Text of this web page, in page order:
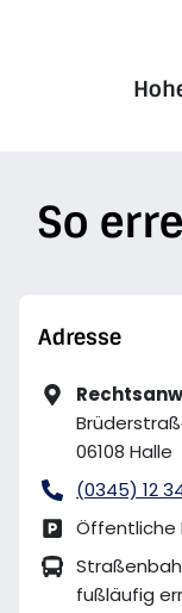
So
Adresse
06108 Halle
(0345) 12
Öffentliche
fußläufig